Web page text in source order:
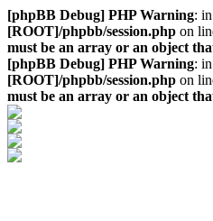
[phpBB Debug] PHP Warning:
[ROOT]/phpbb/session.php on
must be an array or an object
[phpBB Debug] PHP Warning:
[ROOT]/phpbb/session.php on
must be an array or an object